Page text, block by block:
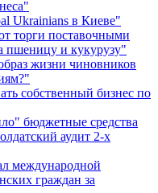
Ukrainians в Киеве"
торги поставочными
пшеницу и кукурузу"
жизни чиновников
собственный бизнес по
бюджетные средства
аудит 2-х
международной
граждан за